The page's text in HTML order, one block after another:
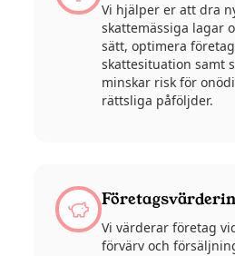
Vi hjälper er att dra
skattemässiga lagar
sätt, optimera
skattesituation samt
minskar risk för
rättsliga påföljder.
Vi värderar företag
förvärv och